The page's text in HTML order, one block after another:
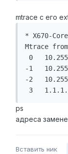
mtrace с его
* X670-
Mtrace
0
-1
-2
3
ps
адреса
Вставить ник